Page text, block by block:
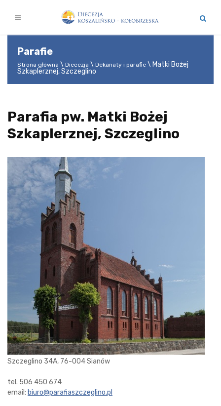
Parafie
Strona główna Diecezja Dekanaty i parafie
Matki Bożej
Szkaplerznej, Szczeglino
Parafia pw. Matki Bożej
Szkaplerznej, Szczeglino
Szczeglino 34A, 76-004 Sianów
tel. 506 450 674
email: biuro@parafiaszczeglino.pl